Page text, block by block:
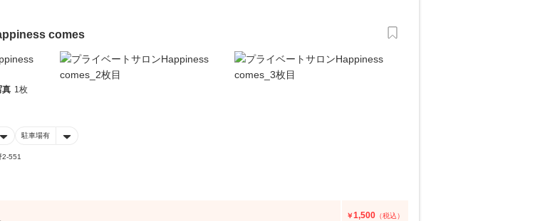
comes
真 1枚
駐車場有
2-551
￥1,500 （税込）